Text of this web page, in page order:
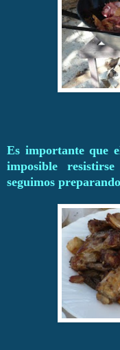
Es importante que
imposible
seguimos